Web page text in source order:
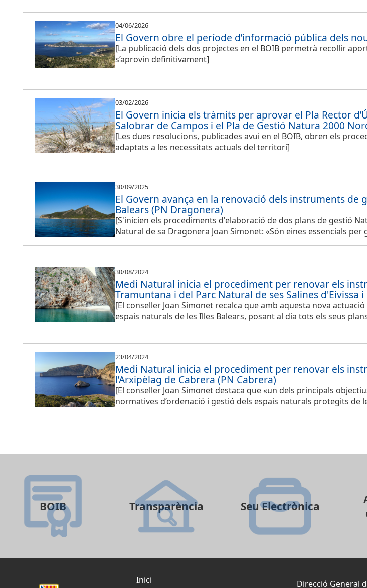
04/06/2026
El Govern obre el període d’informació pública dels
[La publicació dels dos projectes en el BOIB permetrà recollir
s’aprovin definitivament]
03/02/2026
El Govern inicia els tràmits per aprovar el Pla Rector
Salobrar de Campos i el Pla de Gestió Natura 2000
[Les dues resolucions, publicades avui en el BOIB, obren els
adaptats a les necessitats actuals del territori]
30/09/2025
El Govern avança en la renovació dels instruments
Balears (PN Dragonera)
[S'inicien els procediments d'elaboració de dos plans de gestió
Natural de sa Dragonera Joan Simonet: «Són eines essencials
30/08/2024
Medi Natural inicia el procediment per renovar els
Tramuntana i del Parc Natural de ses Salines d'Eivissa
[El conseller Joan Simonet recalca que amb aquesta nova
espais naturals de les Illes Balears, posant al dia tots els seus
23/04/2024
Medi Natural inicia el procediment per renovar els
l’Arxipèlag de Cabrera (PN Cabrera)
[El conseller Joan Simonet destaca que «un dels principals
normatives d’ordenació i gestió dels espais naturals protegits de
BOIB Transparència Seu Electrònica
Inici Direcció General